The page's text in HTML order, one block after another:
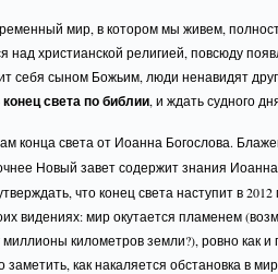
мир, в котором мы живем,
над христианской религией, повсюду
себя сыном Божьим, люди ненавидят
конец света по библии, и ждать судного
конца света от Иоанна Богослова.
Новый завет содержит знания Иоанна
что конец света наступит в 2012
видениях: мир окутается пламенем
километров земли?), ровно как
как накаляется обстановка в